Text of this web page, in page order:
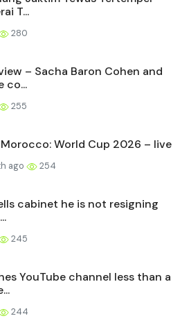
T...
280
– Sacha Baron Cohen and
co...
255
Morocco: World Cup 2026 – live
ago 254
cabinet he is not resigning
245
YouTube channel less than a
244